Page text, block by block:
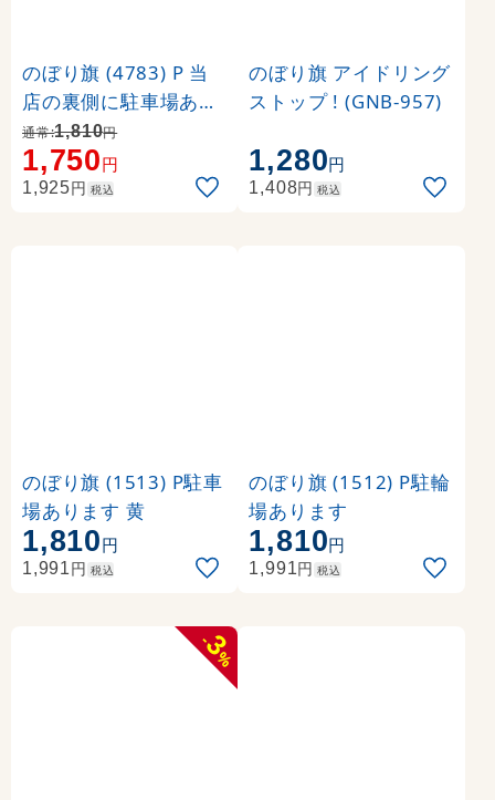
のぼり旗 (4783) P 当
店の裏側に駐車場あり
ます
通常:1,810円
1,750円
1,925円 税込
のぼり旗 アイドリング
ストップ ! (GNB-957)
1,280円
1,408円 税込
のぼり旗 (1513) P駐車
場あります 黄
1,810円
1,991円 税込
のぼり旗 (1512) P駐輪
場あります
1,810円
1,991円 税込
-
3
%